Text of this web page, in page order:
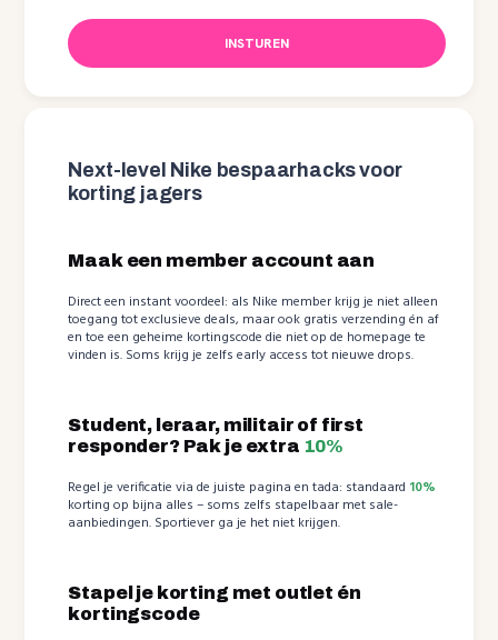
INSTUREN
Next-level Nike bespaarhacks voor
korting jagers
Maak een member account aan
Direct een instant voordeel: als Nike member krijg je niet alleen
toegang tot exclusieve deals, maar ook gratis verzending én af
en toe een geheime kortingscode die niet op de homepage te
vinden is. Soms krijg je zelfs early access tot nieuwe drops.
Student, leraar, militair of first
responder? Pak je extra 10%
Regel je verificatie via de juiste pagina en tada: standaard 10%
korting op bijna alles – soms zelfs stapelbaar met sale-
aanbiedingen. Sportiever ga je het niet krijgen.
Stapel je korting met outlet én
kortingscode